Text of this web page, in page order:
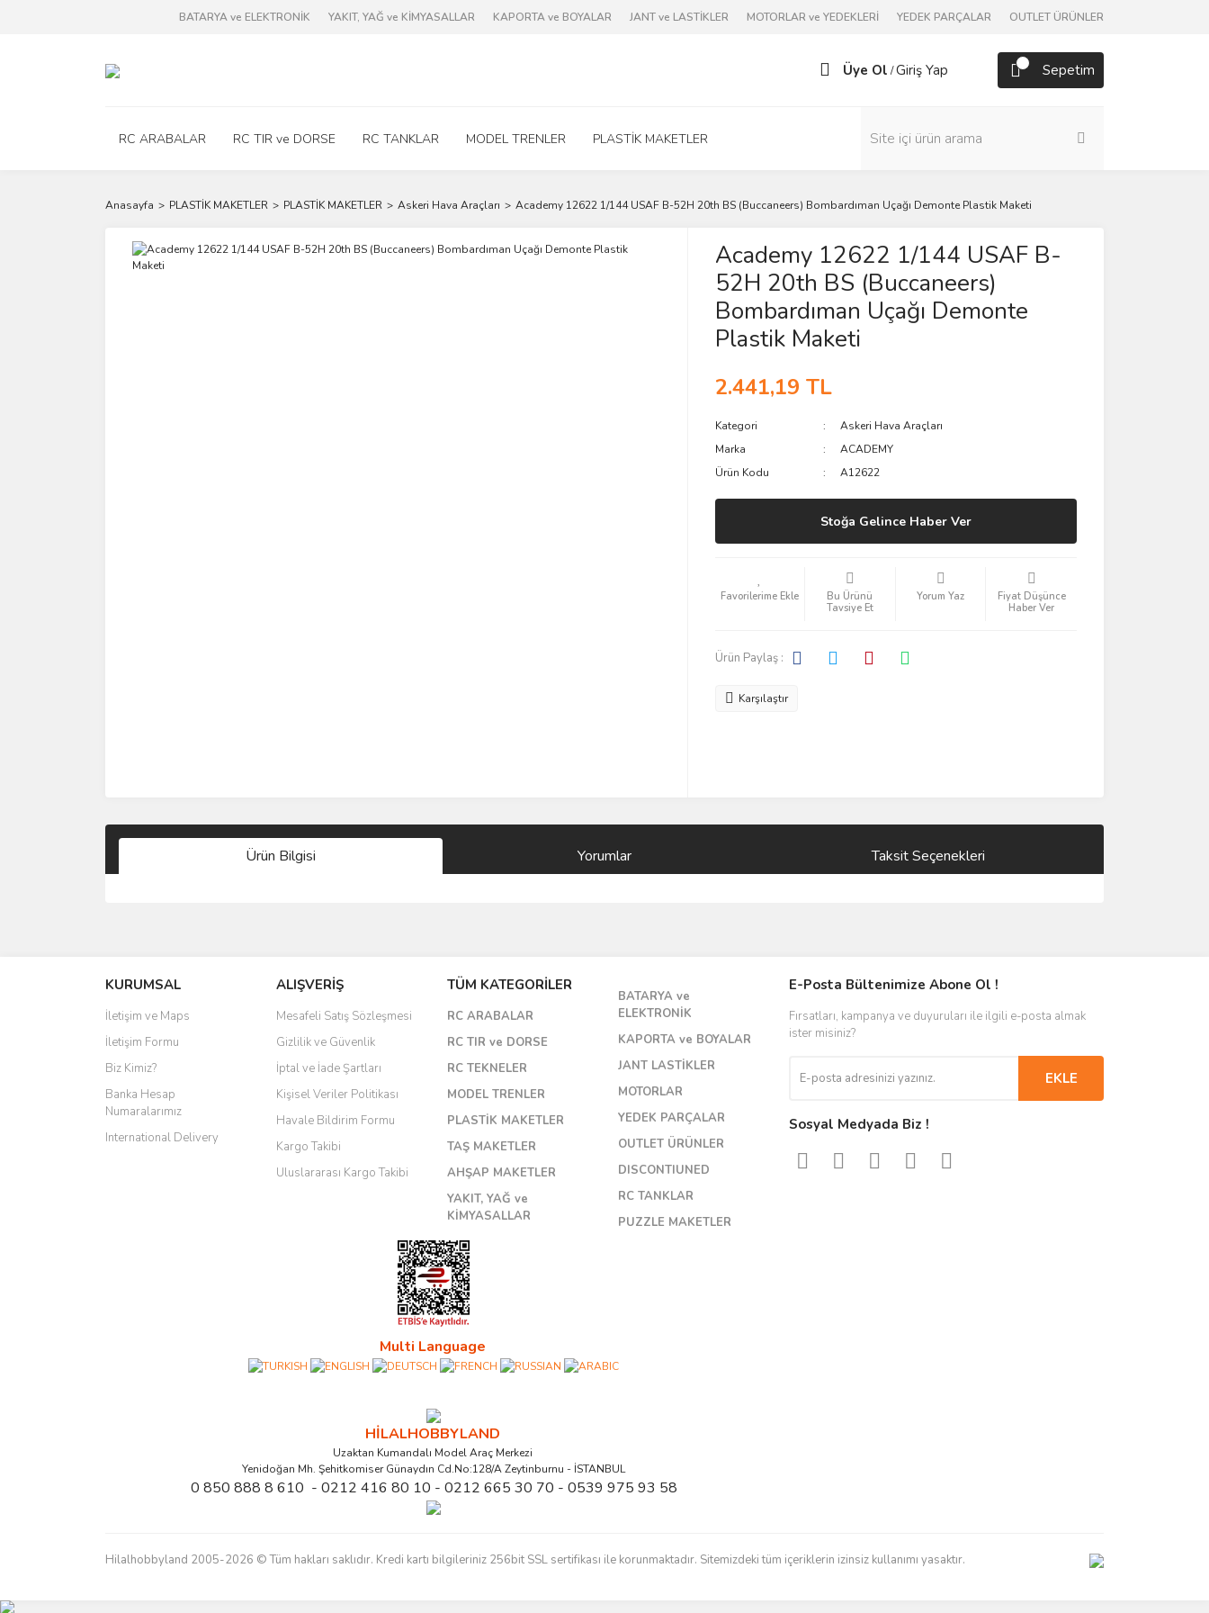
BATARYA ve ELEKTRONİK YAKIT, YAĞ ve KİMYASALLAR KAPORTA ve BOYALAR JANT ve LASTİKLER MOTORLAR ve YEDEKLERİ YEDEK PARÇALAR OUTLET ÜRÜNLER
Üye Ol /Giriş Yap Sepetim
RC ARABALAR RC TIR ve DORSE RC TANKLAR MODEL TRENLER PLASTİK MAKETLER
Anasayfa PLASTİK MAKETLER PLASTİK MAKETLER Askeri Hava Araçları Academy 12622 1/144 USAF B-52H 20th BS (Buccaneers) Bombardıman Uçağı Demonte Plastik Maketi
Academy 12622 1/144 USAF B-
52H 20th BS (Buccaneers)
Bombardıman Uçağı Demonte
Plastik Maketi
2.441,19 TL
Kategori
Askeri Hava Araçları
Marka
ACADEMY
Ürün Kodu
A12622
Stoğa Gelince Haber Ver
Bu Ürünü
Tavsiye Et
Yorum Yaz
Fiyat Düşünce
Haber Ver
Ürün Paylaş :
Karşılaştır
Ürün Bilgisi Yorumlar Taksit Seçenekleri
Yorum Yaz
KURUMSAL
İletişim ve Maps
İletişim Formu
Biz Kimiz?
Banka Hesap
Numaralarımız
International Delivery
ALIŞVERİŞ
Mesafeli Satış Sözleşmesi
Gizlilik ve Güvenlik
İptal ve İade Şartları
Kişisel Veriler Politikası
Havale Bildirim Formu
Kargo Takibi
Uluslararası Kargo Takibi
TÜM KATEGORİLER
RC ARABALAR
RC TIR ve DORSE
RC TEKNELER
MODEL TRENLER
PLASTİK MAKETLER
TAŞ MAKETLER
AHŞAP MAKETLER
YAKIT, YAĞ ve
KİMYASALLAR
BATARYA ve
ELEKTRONİK
KAPORTA ve BOYALAR
JANT LASTİKLER
MOTORLAR
YEDEK PARÇALAR
OUTLET ÜRÜNLER
DISCONTIUNED
RC TANKLAR
PUZZLE MAKETLER
Multi Language
HİLALHOBBYLAND
Uzaktan Kumandalı Model Araç Merkezi
Yenidoğan Mh. Şehitkomiser Günaydın Cd.No:128/A Zeytinburnu - İSTANBUL
0 850 888 8 610 - 0212 416 80 10 - 0212 665 30 70 - 0539 975 93 58
E-Posta Bültenimize Abone Ol !
Fırsatları, kampanya ve duyuruları ile ilgili e-posta almak
ister misiniz?
EKLE
Sosyal Medyada Biz !
Hilalhobbyland 2005-2026 © Tüm hakları saklıdır. Kredi kartı bilgileriniz 256bit SSL sertifikası ile korunmaktadır. Sitemizdeki tüm içeriklerin izinsiz kullanımı yasaktır.